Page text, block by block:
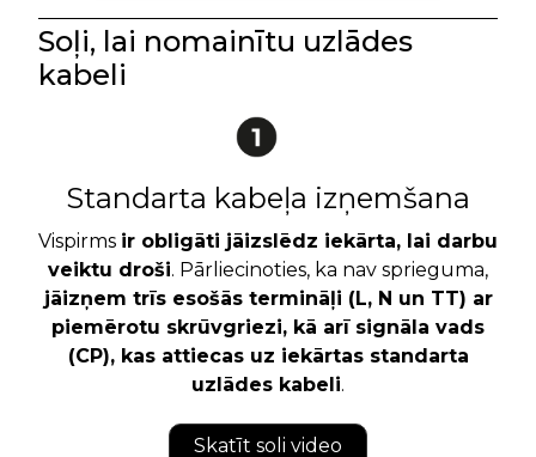
Soļi, lai nomainītu uzlādes
kabeli
Standarta kabeļa izņemšana
Vispirms ir obligāti jāizslēdz iekārta, lai darbu
veiktu droši. Pārliecinoties, ka nav sprieguma,
jāizņem trīs esošās termināļi (L, N un TT) ar
piemērotu skrūvgriezi, kā arī signāla vads
(CP), kas attiecas uz iekārtas standarta
uzlādes kabeli.
Skatīt soli video